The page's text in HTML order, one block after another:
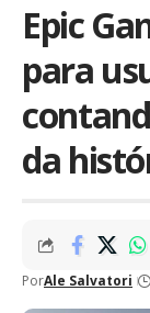
Epic
para
da
PorAle Salvatori